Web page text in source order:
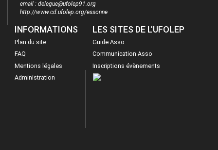
email : delegue@ufolep91.org
http://www.cd.ufolep.org/essonne
INFORMATIONS
Plan du site
FAQ
Mentions légales
Administration
LES SITES DE L'UFOLEP
Guide Asso
Communication Asso
Inscriptions évènements